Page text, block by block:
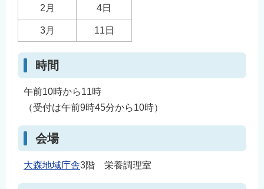
2月 4日
3月 11日
時間
午前10時から11時
（受付は午前9時45分から10時）
会場
大森地域庁舎3階 栄養調理室